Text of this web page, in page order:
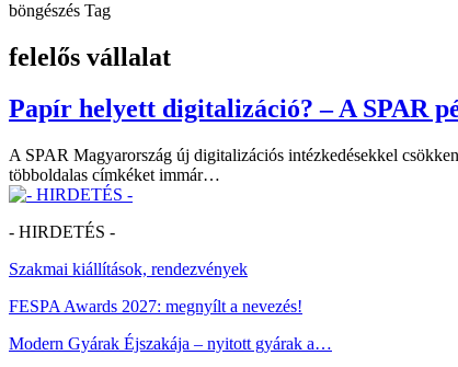
böngészés Tag
felelős vállalat
Papír helyett digitalizáció? – A SPAR
A SPAR Magyarország új digitalizációs intézkedésekkel
többoldalas címkéket immár…
- HIRDETÉS -
Szakmai kiállítások, rendezvények
FESPA Awards 2027: megnyílt a nevezés!
Modern Gyárak Éjszakája – nyitott gyárak a…